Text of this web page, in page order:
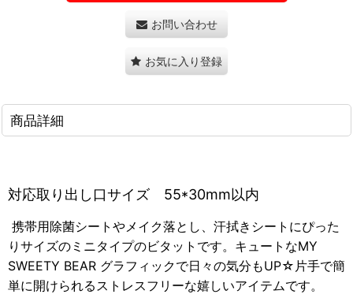
お問い合わせ
お気に入り登録
商品詳細
対応取り出し口サイズ 55*30mm以内
携帯用除菌シートやメイク落とし、汗拭きシートにぴった
りサイズのミニタイプのビタットです。キュートなMY
SWEETY BEAR グラフィックで日々の気分もUP☆片手で簡
単に開けられるストレスフリーな嬉しいアイテムです。